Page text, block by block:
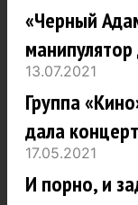
«Черный
13.07.2021
Группа
дала
17.05.2021
И порно, и